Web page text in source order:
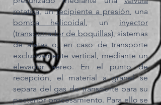
rotativa, unrecipiente a presión, una
bomba helicoidal, un inyector
(transportador de boquillas), sistemas
de aletas o, en caso de transporte
exclusivamente vertical, mediante un
elevador aéreo. En el punto de
recepción, el material a granel se
separa del gas de transporte para su
posterior procesamiento. Para ello se